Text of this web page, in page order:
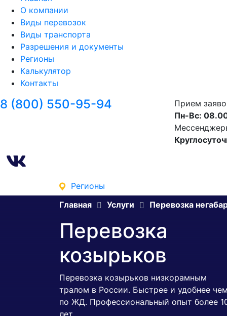
О компании
Виды перевозок
Виды транспорта
Разрешения и документы
Регионы
Калькулятор
Контакты
8 (800) 550-95-94
Прием
Пн-Вс:
Регионы
Главная
Услуги Перевозка
Перевозка
козырьков
Перевозка козырьков низкорамным
тралом в России. Быстрее и удобнее чем
по ЖД. Профессиональный опыт более